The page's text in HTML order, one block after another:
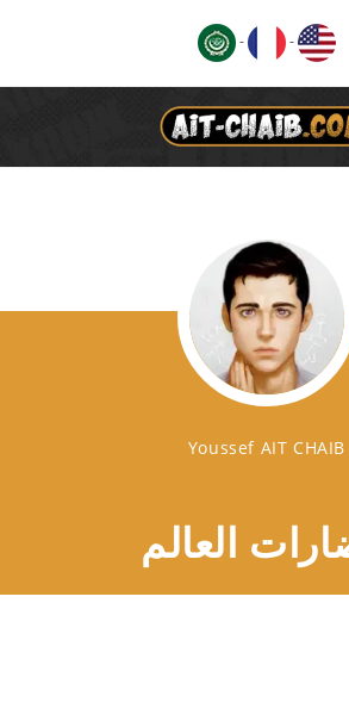
-
-
Youssef AIT CHAIB
العالم